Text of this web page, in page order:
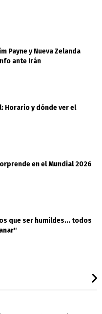
Payne y Nueva Zelanda
ante Irán
Horario y dónde ver el
en el Mundial 2026
que ser humildes... todos